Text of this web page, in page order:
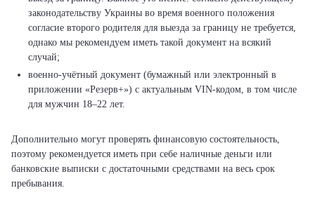
законодательству Украины во время военного положения
согласие второго родителя для выезда за границу не требуется,
однако мы рекомендуем иметь такой документ на всякий
случай;
военно-учётный документ (бумажный или электронный в
приложении «Резерв+») с актуальным VIN-кодом, в том числе
для мужчин 18–22 лет.
Дополнительно могут проверять финансовую состоятельность,
поэтому рекомендуется иметь при себе наличные деньги или
банковские выписки с достаточными средствами на весь срок
пребывания.